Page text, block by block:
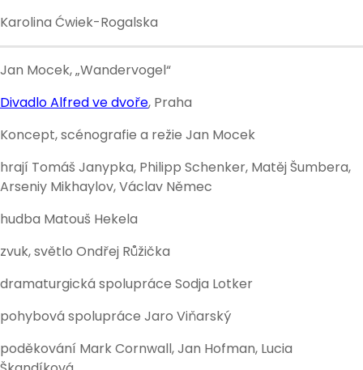
Karolina Ćwiek-Rogalska
Jan Mocek, „Wandervogel“
Divadlo Alfred ve dvoře, Praha
Koncept, scénografie a režie Jan Mocek
hrají Tomáš Janypka, Philipp Schenker, Matěj Šumbera,
Arseniy Mikhaylov, Václav Němec
hudba Matouš Hekela
zvuk, světlo Ondřej Růžička
dramaturgická spolupráce Sodja Lotker
pohybová spolupráce Jaro Viňarský
poděkování Mark Cornwall, Jan Hofman, Lucia